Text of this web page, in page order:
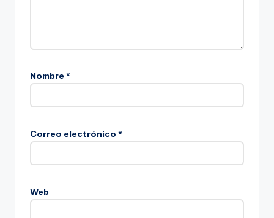
Nombre *
Correo electrónico *
Web